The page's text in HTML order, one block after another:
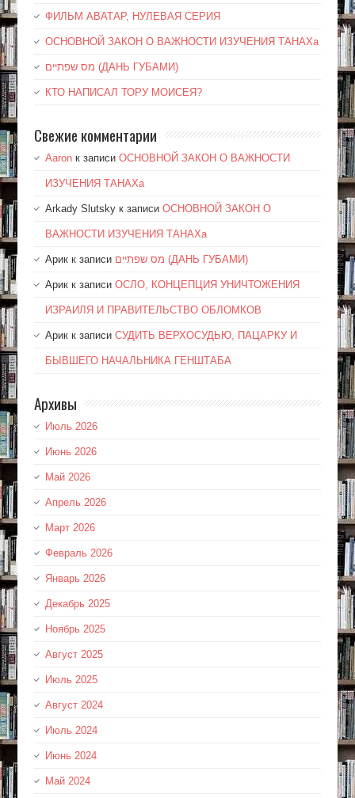
ФИЛЬМ АВАТАР, НУЛЕВАЯ СЕРИЯ
ОСНОВНОЙ ЗАКОН О ВАЖНОСТИ ИЗУЧЕНИЯ ТАНАХа
מס שפתיים (ДАНЬ ГУБАМИ)
КТО НАПИСАЛ ТОРУ МОИСЕЯ?
Свежие комментарии
Aaronк записи ОСНОВНОЙ ЗАКОН О ВАЖНОСТИ
ИЗУЧЕНИЯ ТАНАХа
Arkady Slutskyк записи ОСНОВНОЙ ЗАКОН О
ВАЖНОСТИ ИЗУЧЕНИЯ ТАНАХа
Арикк записи מס שפתיים (ДАНЬ ГУБАМИ)
Арикк записи ОСЛО, КОНЦЕПЦИЯ УНИЧТОЖЕНИЯ
ИЗРАИЛЯ И ПРАВИТЕЛЬСТВО ОБЛОМКОВ
Арикк записи СУДИТЬ ВЕРХОСУДЬЮ, ПАЦАРКУ И
БЫВШЕГО НАЧАЛЬНИКА ГЕНШТАБА
Архивы
Июль 2026
Июнь 2026
Май 2026
Апрель 2026
Март 2026
Февраль 2026
Январь 2026
Декабрь 2025
Ноябрь 2025
Август 2025
Июль 2025
Август 2024
Июль 2024
Июнь 2024
Май 2024